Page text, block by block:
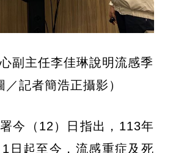
副主任李佳琳說明流感季
記者簡浩正攝影）
今（12）日指出，113年
日起至今，流感重症及死